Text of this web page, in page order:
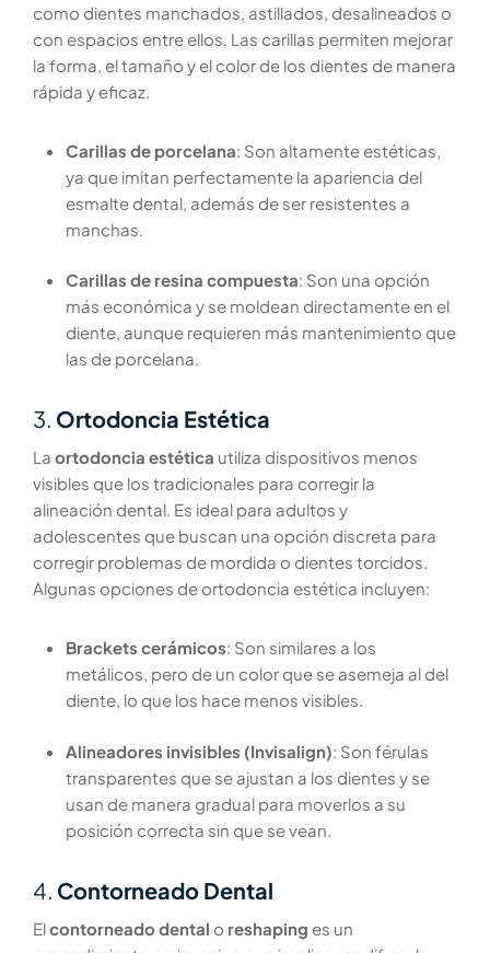
como dientes manchados, astillados, desalineados o
con espacios entre ellos. Las carillas permiten mejorar
la forma, el tamaño y el color de los dientes de manera
rápida y eficaz.
Carillas de porcelana: Son altamente estéticas,
ya que imitan perfectamente la apariencia del
esmalte dental, además de ser resistentes a
manchas.
Carillas de resina compuesta: Son una opción
más económica y se moldean directamente en el
diente, aunque requieren más mantenimiento que
las de porcelana.
3. Ortodoncia Estética
La ortodoncia estética utiliza dispositivos menos
visibles que los tradicionales para corregir la
alineación dental. Es ideal para adultos y
adolescentes que buscan una opción discreta para
corregir problemas de mordida o dientes torcidos.
Algunas opciones de ortodoncia estética incluyen:
Brackets cerámicos: Son similares a los
metálicos, pero de un color que se asemeja al del
diente, lo que los hace menos visibles.
Alineadores invisibles (Invisalign): Son férulas
transparentes que se ajustan a los dientes y se
usan de manera gradual para moverlos a su
posición correcta sin que se vean.
4. Contorneado Dental
Elcontorneado dental o reshaping es un